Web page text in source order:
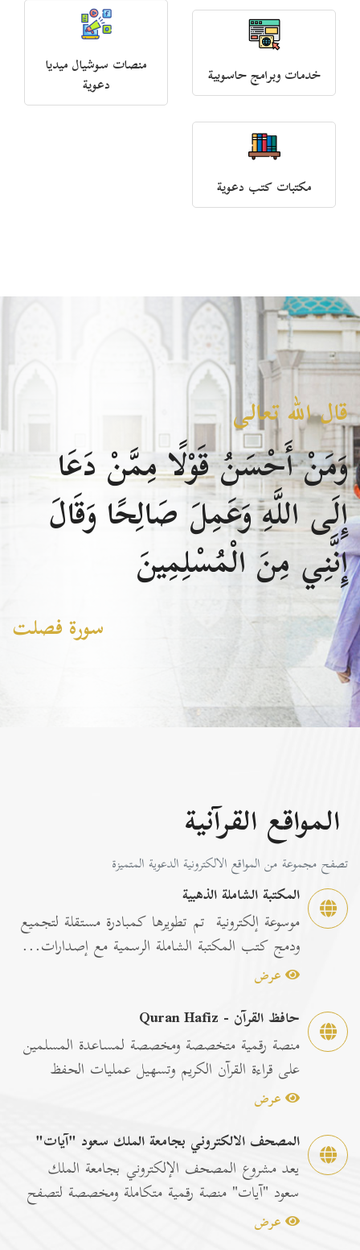
خدمات وبرامج حاسوبية
منصات سوشيال ميديا
دعوية
مكتبات كتب دعوية
قال الله تعالى
وَمَنْ أَحْسَنُ قَوْلًا مِمَّنْ دَعَا
إِلَى اللَّهِ وَعَمِلَ صَالِحًا وَقَالَ
إِنَّنِي مِنَ الْمُسْلِمِينَ
سورة فصلت
المواقع القرآنية
تصفح مجموعة من المواقع الالكترونية الدعوية المتميزة
المكتبة الشاملة الذهبية
موسوعة إلكترونية تم تطويرها كمبادرة مستقلة لتجميع
ودمج كتب المكتبة الشاملة الرسمية مع إصدارات...
عرض
حافظ القرآن - Quran Hafiz
منصة رقمية متخصصة ومخصصة لمساعدة المسلمين
على قراءة القرآن الكريم وتسهيل عمليات الحفظ
والمراجعة عبر...
عرض
المصحف الالكتروني بجامعة الملك سعود "آيات"
يعد مشروع المصحف الإلكتروني بجامعة الملك
سعود "آيات" منصة رقمية متكاملة ومخصصة لتصفح
وقراءة القرآن ا...
عرض